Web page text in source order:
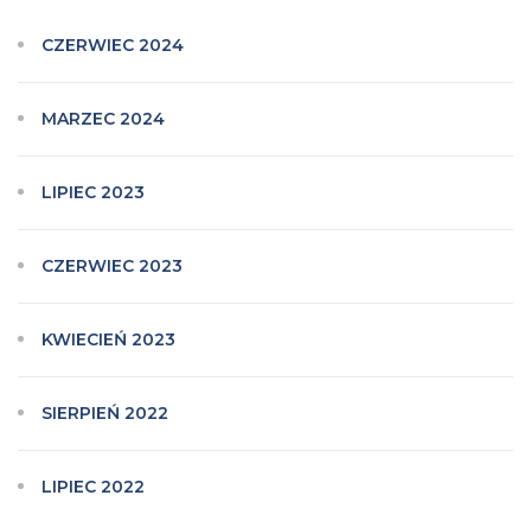
CZERWIEC 2024
MARZEC 2024
LIPIEC 2023
CZERWIEC 2023
KWIECIEŃ 2023
SIERPIEŃ 2022
LIPIEC 2022